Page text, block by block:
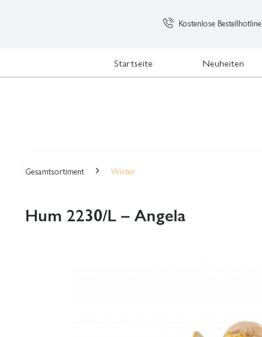
Kostenlose Bestellhotline
Startseite Neuheiten
Gesamtsortiment Winter
Hum 2230/L – Angela